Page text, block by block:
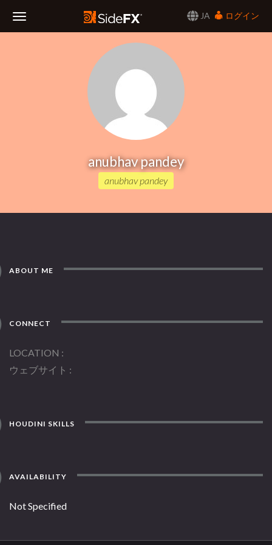
JA
ログイン
anubhav pandey
anubhav pandey
ABOUT ME
CONNECT
LOCATION
ウェブサイト
HOUDINI SKILLS
AVAILABILITY
Not Specified